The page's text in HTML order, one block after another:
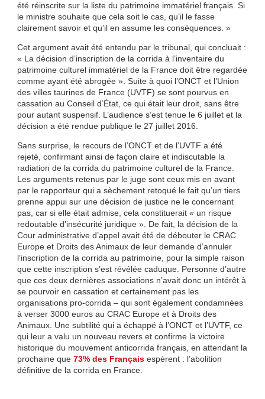
été réinscrite sur la liste du patrimoine immatériel français. Si
le ministre souhaite que cela soit le cas, qu’il le fasse
clairement savoir et qu’il en assume les conséquences. »
Cet argument avait été entendu par le tribunal, qui concluait :
« La décision d’inscription de la corrida à l’inventaire du
patrimoine culturel immatériel de la France doit être regardée
comme ayant été abrogée ». Suite à quoi l’ONCT et l’Union
des villes taurines de France (UVTF) se sont pourvus en
cassation au Conseil d’État, ce qui était leur droit, sans être
pour autant suspensif. L’audience s’est tenue le 6 juillet et la
décision a été rendue publique le 27 juillet 2016.
Sans surprise, le recours de l’ONCT et de l’UVTF a été
rejeté, confirmant ainsi de façon claire et indiscutable la
radiation de la corrida du patrimoine culturel de la France.
Les arguments retenus par le juge sont ceux mis en avant
par le rapporteur qui a sèchement retoqué le fait qu’un tiers
prenne appui sur une décision de justice ne le concernant
pas, car si elle était admise, cela constituerait « un risque
redoutable d’insécurité juridique ». De fait, la décision de la
Cour administrative d’appel avait été de débouter le CRAC
Europe et Droits des Animaux de leur demande d’annuler
l’inscription de la corrida au patrimoine, pour la simple raison
que cette inscription s’est révélée caduque. Personne d’autre
que ces deux dernières associations n’avait donc un intérêt à
se pourvoir en cassation et certainement pas les
organisations pro-corrida – qui sont également condamnées
à verser 3000 euros au CRAC Europe et à Droits des
Animaux. Une subtilité qui a échappé à l’ONCT et l’UVTF, ce
qui leur a valu un nouveau revers et confirme la victoire
historique du mouvement anticorrida français, en attendant la
prochaine que 73% des Françaisespèrent : l’abolition
définitive de la corrida en France.